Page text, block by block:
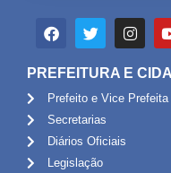
PREFEITURA E
Prefeito e Vice Prefeita
Secretarias
Diários Oficiais
Legislação